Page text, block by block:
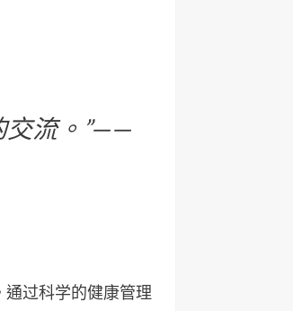
交流。”——
过科学的健康管理